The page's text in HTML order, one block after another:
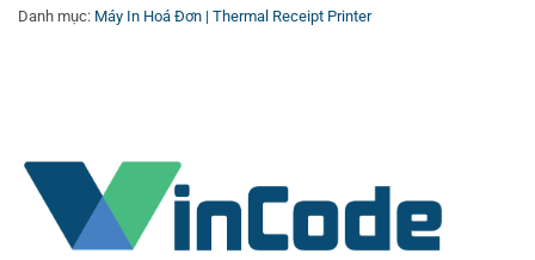
Dimensions
198×148×138mm (D×W×H)
Environmental Requirements
Danh mục: Máy In Hoá Đơn | Thermal Receipt Printer